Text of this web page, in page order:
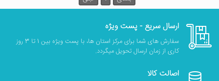
ارسال سریع - پست ویژه
سفارش های شما برای مرکز استان ها، با پست ویژه بین 1 تا 3 روز
کاری از زمان ارسال تحویل میگردد.
اصالت کالا